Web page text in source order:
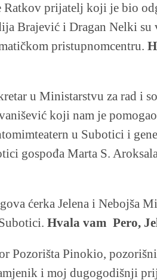
Ratkov prijatelj koji je bio
Brajević i Dragan Nelki su
pristupnomcentru.
u Ministarstvu za rad i
koji nam je
u Subotici i
gospođa Marta S.
ćerka Jelena i Nebojša
Hvala vam Pero,
Pozorišta Pinokio,
i moj dugogodišnji